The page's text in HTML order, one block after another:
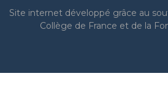
Site internetdéveloppé grâce au
Collège de France et de la